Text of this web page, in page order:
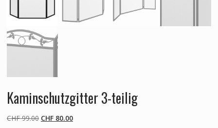
Kaminschutzgitter 3-teilig
CHF99.00 Ursprünglicher
CHF80.00Aktueller